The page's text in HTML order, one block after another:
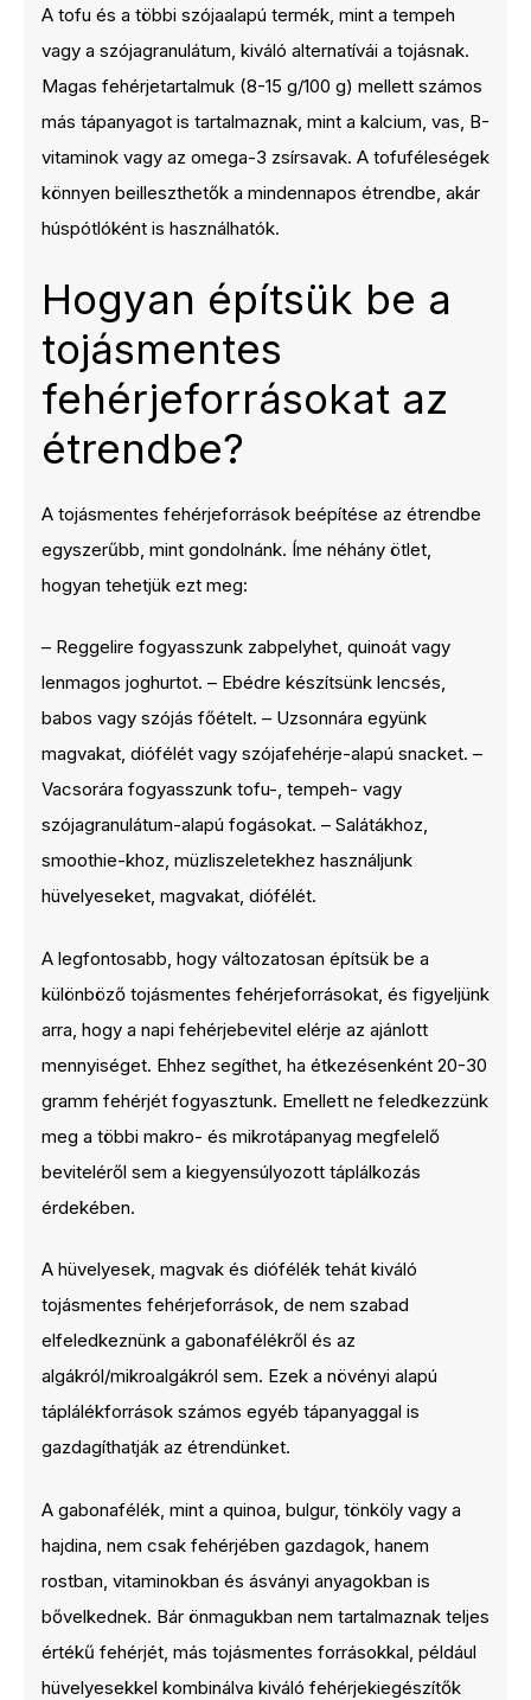
A tofu és a többi szójaalapú termék, mint a tempeh
vagy a szójagranulátum, kiváló alternatívái a tojásnak.
Magas fehérjetartalmuk (8-15 g/100 g) mellett számos
más tápanyagot is tartalmaznak, mint a kalcium, vas, B-
vitaminok vagy az omega-3 zsírsavak. A tofuféleségek
könnyen beilleszthetők a mindennapos étrendbe, akár
húspótlóként is használhatók.
Hogyan építsük be a
tojásmentes
fehérjeforrásokat az
étrendbe?
A tojásmentes fehérjeforrások beépítése az étrendbe
egyszerűbb, mint gondolnánk. Íme néhány ötlet,
hogyan tehetjük ezt meg:
– Reggelire fogyasszunk zabpelyhet, quinoát vagy
lenmagos joghurtot. – Ebédre készítsünk lencsés,
babos vagy szójás főételt. – Uzsonnára együnk
magvakat, diófélét vagy szójafehérje-alapú snacket. –
Vacsorára fogyasszunk tofu-, tempeh- vagy
szójagranulátum-alapú fogásokat. – Salátákhoz,
smoothie-khoz, müzliszeletekhez használjunk
hüvelyeseket, magvakat, diófélét.
A legfontosabb, hogy változatosan építsük be a
különböző tojásmentes fehérjeforrásokat, és figyeljünk
arra, hogy a napi fehérjebevitel elérje az ajánlott
mennyiséget. Ehhez segíthet, ha étkezésenként 20-30
gramm fehérjét fogyasztunk. Emellett ne feledkezzünk
meg a többi makro- és mikrotápanyag megfelelő
beviteléről sem a kiegyensúlyozott táplálkozás
érdekében.
A hüvelyesek, magvak és diófélék tehát kiváló
tojásmentes fehérjeforrások, de nem szabad
elfeledkeznünk a gabonafélékről és az
algákról/mikroalgákról sem. Ezek a növényi alapú
táplálékforrások számos egyéb tápanyaggal is
gazdagíthatják az étrendünket.
A gabonafélék, mint a quinoa, bulgur, tönköly vagy a
hajdina, nem csak fehérjében gazdagok, hanem
rostban, vitaminokban és ásványi anyagokban is
bővelkednek. Bár önmagukban nem tartalmaznak teljes
értékű fehérjét, más tojásmentes forrásokkal, például
hüvelyesekkel kombinálva kiváló fehérjekiegészítők